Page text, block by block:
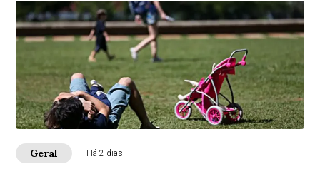
Geral Há 2 dias